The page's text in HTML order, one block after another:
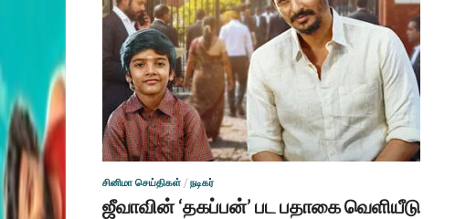
சினிமா செய்திகள் / நடிகர்
ஜீவாவின் ‘தகப்பன்’ பட பதாகை வெளியீடு